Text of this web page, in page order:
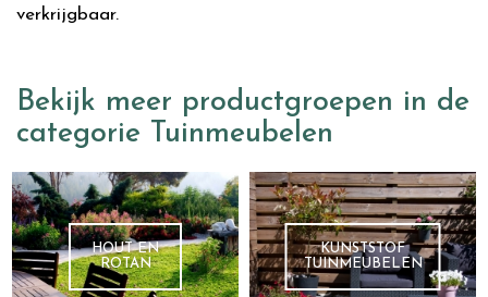
verkrijgbaar.
Bekijk meer productgroepen in de
categorie Tuinmeubelen
HOUT EN
ROTAN
KUNSTSTOF
TUINMEUBELEN